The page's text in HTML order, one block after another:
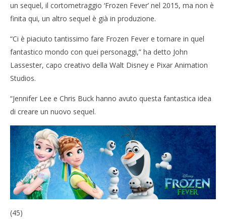
un sequel, il cortometraggio ‘Frozen Fever’ nel 2015, ma non è
finita qui, un altro sequel è già in produzione.
“Ci è piaciuto tantissimo fare Frozen Fever e tornare in quel
fantastico mondo con quei personaggi,” ha detto John
Lassester, capo creativo della Walt Disney e Pixar Animation
Studios.
“Jennifer Lee e Chris Buck hanno avuto questa fantastica idea
di creare un nuovo sequel.
(45)